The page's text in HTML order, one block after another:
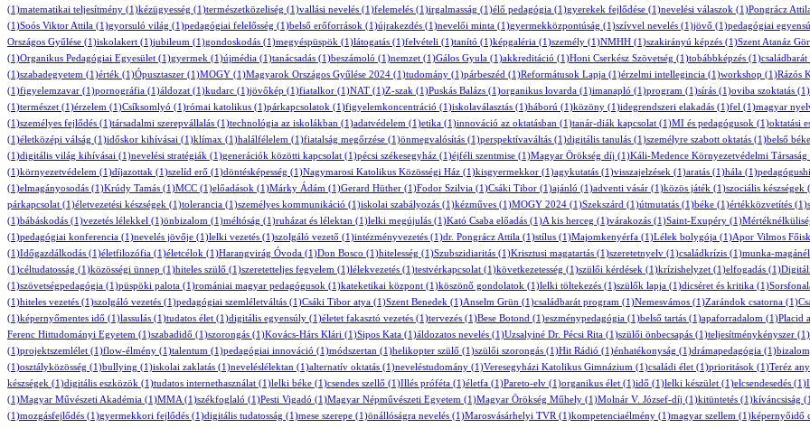
(1)matematikai teljesítmény (1)kézügyesség (1)természetközeliség (1)vallási nevelés (1)felemelés (1)irgalmasság (1)élő pedagógia (1)gyerekek fejlődése (1)nevelési válaszok (1)Pongrácz
(1)Soós Viktor Attila (1)gyorsuló világ (1)pedagógiai felelősség (1)belső erőforrások (1)újrakezdés (1)nevelői minta (1)gyermekközpontúság (1)szívvel nevelés (1)jövő (1)pedagógiai
Országos Gyűlése (1)iskolakert (1)jubileum (1)gondoskodás (1)megyéspüspök (1)látogatás (1)felvételi (1)tanító (1)képgaléria (1)személy (1)NMHH (1)szakirányú képzés (1)Szent Atanáz
(1)Organikus Pedagógiai Egyesület (1)gyermek (1)újmédia (1)tanácsadás (1)beszámoló (1)nemzet (1)Gálos Gyula (1)akkreditáció (1)Honi Cserkész Szövetség (1)tobábbképzés (1)családbarát
(1)szabadegyetem (1)érték (1)Ópusztaszer (1)MOGY (1)Magyarok Országos Gyűlése 2024 (1)tudomány (1)párbeszéd (1)Reformátusok Lapja (1)érzelmi intellegincia (1)workshop (1)Rázós
(1)figyelemzavar (1)pornográfia (1)áldozat (1)kudarc (1)jövőkép (1)fiatalkor (1)NAT (1)Z-szak (1)Puskás Balázs (1)organikus lovarda (1)imanapló (1)program (1)sírás (1)oviba szoktatás (1)
(1)természet (1)érzelem (1)Csíksomlyó (1)római katolikus (1)párkapcsolatok (1)figyelemkoncentráció (1)iskolaválasztás (1)háború (1)közöny (1)idegrendszeri elakadás (1)fel (1)magyar
(1)személyes fejlődés (1)társadalmi szerepvállalás (1)technológia az iskolákban (1)adatvédelem (1)etika (1)innováció az oktatásban (1)tanár-diák kapcsolat (1)MI és pedagógusok (1)oktatási
(1)életközépi válság (1)időskor kihívásai (1)klímax (1)halálfélelem (1)fiatalság megőrzése (1)önmegvalósítás (1)perspektívaváltás (1)digitális tanulás (1)személyre szabott oktatás (1)belső béke
(1)digitális világ kihívásai (1)nevelési stratégiák (1)generációk közötti kapcsolat (1)pécsi székesegyház (1)éjféli szentmise (1)Magyar Örökség díj (1)Káli-Medence Környezetvédelmi Társaság
(1)környezetvédelem (1)díjazottak (1)szelíd erő (1)döntésképesség (1)Nagymarosi Katolikus Közösségi Ház (1)kisgyermekkor (1)agykutatás (1)visszajelzések (1)aratás (1)hála (1)
(1)elmagányosodás (1)Krúdy Tamás (1)MCC (1)előadások (1)Márky Ádám (1)Gerard Hüther (1)Fodor Szilvia (1)Csáki Tibor (1)ajánló (1)adventi vásár (1)közös játék (1)szociális készségek
párkapcsolat (1)életvezetési készségek (1)tolerancia (1)személyes kommunikáció (1)iskolai szabályozás (1)kézműves (1)MOGY 2024 (1)Szekszárd (1)útmutatás (1)béke (1)értékközvetítés (1)
(1)bábáskodás (1)vezetés lélekkel (1)önbizalom (1)méltóság (1)ruházat és lélektan (1)lelki megújulás (1)Kató Csaba előadás (1)A kis herceg (1)várakozás (1)Saint-Exupéry (1)
(1)pedagógiai konferencia (1)nevelés jövője (1)lelki vezetés (1)szolgáló vezető (1)intézményvezetés (1)dr. Pongrácz Attila (1)stílus (1)Majomkenyérfa (1)Lélek bolygója (1)Apor Vilmos
(1)Időgazdálkodás (1)életfilozófia (1)életcélok (1)Harangvirág Óvoda (1)Don Bosco (1)hitelesség (1)Szubszidiaritás (1)Krisztusi magatartás (1)szeretetnyelv (1)családkrízis (1)munka-
(1)céltudatosság (1)közösségi ünnep (1)hiteles szülő (1)szeretetteljes fegyelem (1)lélekvezetés (1)testvérkapcsolat (1)következetesség (1)szülői kérdések (1)krízishelyzet (1)elfogadás (1)
(1)szövetségpedagógia (1)püspöki palota (1)romániai magyar pedagógusok (1)kateketikai központ (1)köszönő gondolatok (1)lelki töltekezés (1)szülők lapja (1)dicséret és kritika (1)
(1)hiteles vezetés (1)szolgáló vezetés (1)pedagógiai szemléletváltás (1)Csáki Tibor atya (1)Szent Benedek (1)Anselm Grün (1)családbarát program (1)Nemesvámos (1)Zarándok csatorna (1)
(1)képernyőmentes idő (1)lassulás (1)tudatos élet (1)digitális egyensúly (1)életet fakasztó vezetés (1)tervezés (1)Bese Botond (1)eszménypedagógia (1)belső tartás (1)apaforradalom (1)Placid
Ferenc Hittudományi Egyetem (1)szabadidő (1)szorongás (1)Kovács-Hárs Klári (1)Sipos Kata (1)áldozatos nevelés (1)Uzsalyiné Dr. Pécsi Rita (1)szülői önbecsapás (1)teljesítménykényszer (1)
(1)projektszemlélet (1)flow-élmény (1)talentum (1)pedagógiai innováció (1)módszertan (1)helikopter szülő (1)szülői szorongás (1)Hit Rádió (1)énhatékonyság (1)drámapedagógia (1)
(1)osztályközösség (1)bullying (1)iskolai zaklatás (1)neveléslélektan (1)alternatív oktatás (1)neveléstudomány (1)Veresegyházi Katolikus Gimnázium (1)családi élet (1)prioritások (1)Teréz
készségek (1)digitális eszközök (1)tudatos internethasználat (1)lelki béke (1)csendes szellő (1)Illés próféta (1)életfa (1)Pareto-elv (1)organikus élet (1)idő (1)lelki készület (1)elcsendesedés (1)
(1)Magyar Művészeti Akadémia (1)MMA (1)székfoglaló (1)Pesti Vigadó (1)Magyar Népművészeti Egyetem (1)Magyar Örökség Műhely (1)Molnár V. József-díj (1)kitüntetés (1)kíváncsiság
(1)mozgásfejlődés (1)gyermekkori fejlődés (1)digitális tudatosság (1)mese szerepe (1)önállóságra nevelés (1)Marosvásárhelyi TVR (1)kompetenciaélmény (1)magyar szellem (1)képernyőidő